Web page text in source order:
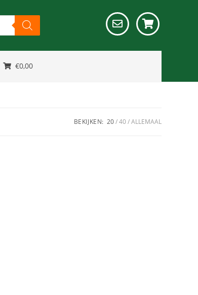
€0,00
BEKIJKEN: 20 40 ALLEMAAL